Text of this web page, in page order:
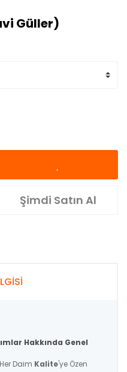
Güller)
Şimdi Satın Al
Hakkında Genel
Daim Kalite'ye Özen